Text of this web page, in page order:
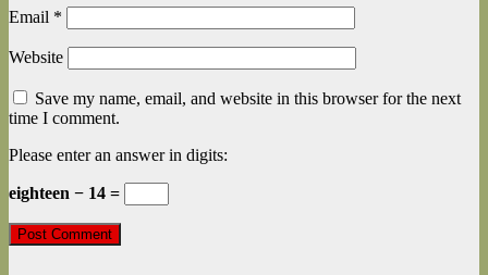
Email *
Website
Save my name, email, and website in this browser for the next
time I comment.
Please enter an answer in digits:
eighteen − 14 =